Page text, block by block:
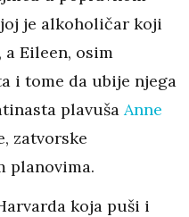
je alkoholičar koji
Eileen, osim
i tome da ubije njega
plavuša Anne
zatvorske
planovima.
koja puši i